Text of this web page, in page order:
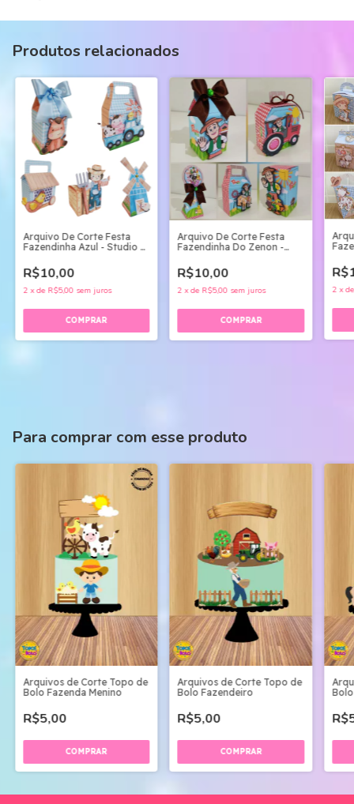
Produtos relacionados
Arquivo De Corte Festa
Fazendinha Azul - Studio E
R$10,00
2 xde R$5,00 sem juros
Arquivo De Corte Festa
Fazendinha Do Zenon -
R$10,00
2 xde R$5,00 sem juros 2 x
Para comprar com esse produto
Arquivos de Corte Topo de
Bolo Fazenda Menino
R$5,00
Arquivos de Corte Topo de
Bolo Fazendeiro
R$5,00